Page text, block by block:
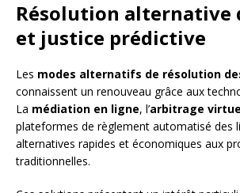
Résolution alternative
et justice prédictive
Les modes alternatifs de résolution
connaissent un renouveau grâce aux
La médiation en ligne, l’arbitrage
plateformes de règlement automatisé des
alternatives rapides et économiques aux
traditionnelles.